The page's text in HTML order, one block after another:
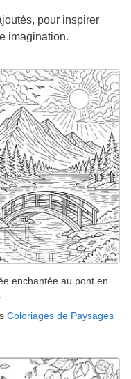
pour inspirer
imagination.
enchantée au pont en
Coloriages de Paysages